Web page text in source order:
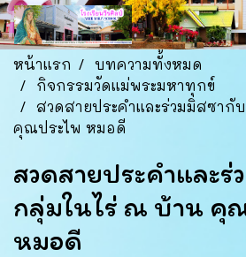
หน้าแรก
บทความทั้งหมด
กิจกรรมวัดแม่พระมหาทุกข์
สวดสายประคำและร่วมมิสซา
คุณประไพ หมอดี
สวดสายประคำและ
กลุ่มในไร่ ณ บ้าน คุ
หมอดี